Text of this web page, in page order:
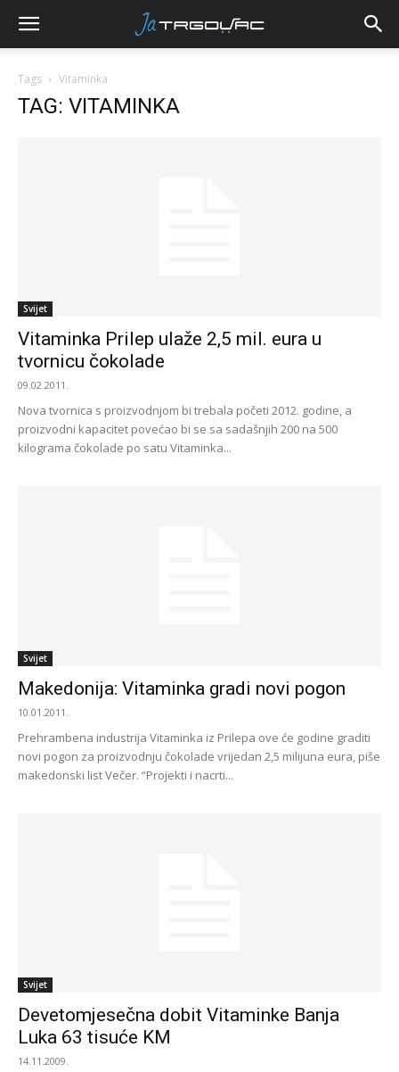
Tags Vitaminka
TAG: VITAMINKA
Svijet
Vitaminka Prilep ulaže 2,5 mil. eura u
tvornicu čokolade
09.02.2011.
Nova tvornica s proizvodnjom bi trebala početi 2012. godine, a
proizvodni kapacitet povećao bi se sa sadašnjih 200 na 500
kilograma čokolade po satu Vitaminka...
Svijet
Makedonija: Vitaminka gradi novi pogon
10.01.2011.
Prehrambena industrija Vitaminka iz Prilepa ove će godine graditi
novi pogon za proizvodnju čokolade vrijedan 2,5 milijuna eura, piše
makedonski list Večer. “Projekti i nacrti...
Svijet
Devetomjesečna dobit Vitaminke Banja
Luka 63 tisuće KM
14.11.2009.